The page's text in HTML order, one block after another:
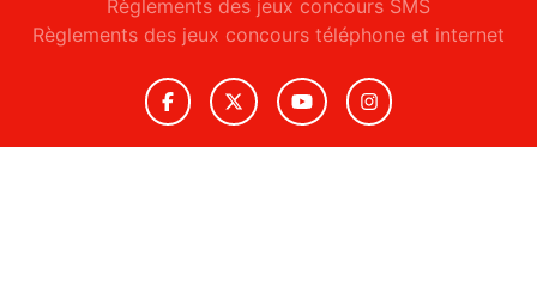
Règlements des jeux concours SMS
Règlements des jeux concours téléphone et internet